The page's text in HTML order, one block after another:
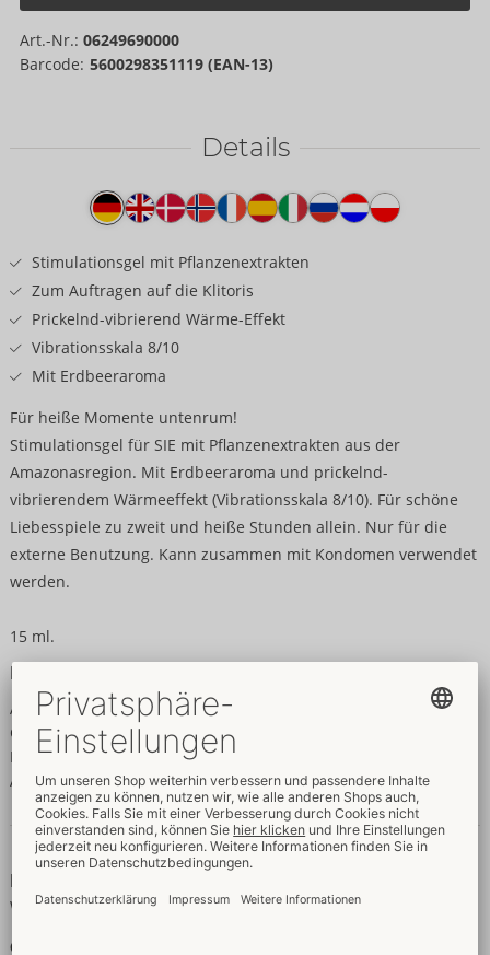
Art.-Nr.: 06249690000
Barcode: 5600298351119 (EAN-13)
Details
Produkttext
Stimulationsgel mit Pflanzenextrakten
Zum Auftragen auf die Klitoris
Prickelnd-vibrierend Wärme-Effekt
Vibrationsskala 8/10
Mit Erdbeeraroma
Für heiße Momente untenrum!
Stimulationsgel für SIE mit Pflanzenextrakten aus der
Amazonasregion. Mit Erdbeeraroma und prickelnd-
vibrierendem Wärmeeffekt (Vibrationsskala 8/10). Für schöne
Liebesspiele zu zweit und heiße Stunden allein. Nur für die
externe Benutzung. Kann zusammen mit Kondomen verwendet
werden.
15 ml.
AQUA, GLYCERIN, POLYSORBATE 80, CARBOMER, PROPYLENE
GLYCOL, SODIUM SACCHARIN, SPILANTHES ACMELLA FLOWER
EXTRACT, AROMA, SODIUM BENZOATE, NIACINAMIDE,
AMINOMETHYL PROPANOL
Daten & Eigenschaften
Eigenschaften
Wärmend
Größe